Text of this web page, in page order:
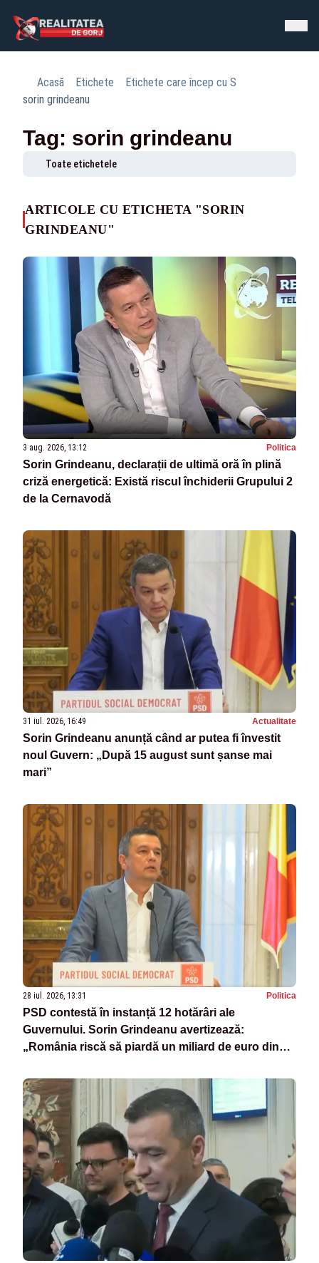
Acasă Etichete
Etichete care încep cu S
sorin grindeanu
Tag: sorin grindeanu
Toate etichetele
ARTICOLE CU ETICHETA "SORIN
GRINDEANU"
3 aug. 2026, 13:12 Politica
Sorin Grindeanu, declarații de ultimă oră în plină
criză energetică: Există riscul închiderii Grupului 2
de la Cernavodă
31 iul. 2026, 16:49 Actualitate
Sorin Grindeanu anunță când ar putea fi învestit
noul Guvern: „După 15 august sunt șanse mai
mari”
28 iul. 2026, 13:31 Politica
PSD contestă în instanță 12 hotărâri ale
Guvernului. Sorin Grindeanu avertizează:
„România riscă să piardă un miliard de euro din